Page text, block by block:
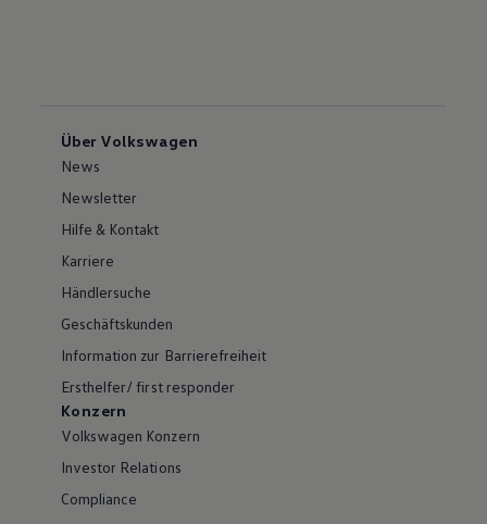
Über Volkswagen
News
Newsletter
Hilfe & Kontakt
Karriere
Händlersuche
Geschäftskunden
Information zur Barrierefreiheit
Ersthelfer/ first responder
Konzern
Volkswagen Konzern
Investor Relations
Compliance